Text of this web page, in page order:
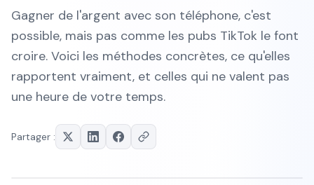
Gagner de l'argent avec son téléphone, c'est
possible, mais pas comme les pubs TikTok le font
croire. Voici les méthodes concrètes, ce qu'elles
rapportent vraiment, et celles qui ne valent pas
une heure de votre temps.
Partager :